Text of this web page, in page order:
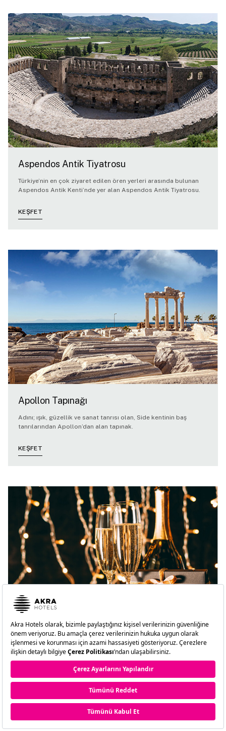
Aspendos Antik Tiyatrosu
Türkiye’nin en çok ziyaret edilen ören yerleri arasında bulunan
Aspendos Antik Kenti’nde yer alan Aspendos Antik Tiyatrosu.
KEŞFET
Apollon Tapınağı
Adını; ışık, güzellik ve sanat tanrısı olan, Side kentinin baş
tanrılarından Apollon’dan alan tapınak.
KEŞFET
2026'yı Akra Hotels'in Yılbaşı Otel
Programıyla Karşılayın!
Yeni bir yıla adım atarken Akra Hotels’in benzersiz atmosferi
REZERVASYON